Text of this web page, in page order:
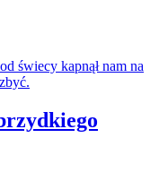
świecy kapnął nam na